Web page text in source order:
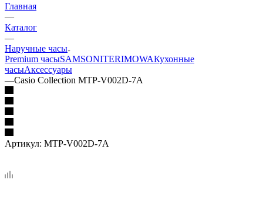
Главная
—
Каталог
—
Наручные часы
Premium часыSAMSONITERIMOWAКухонные
часыАксессуары
—Casio Collection MTP-V002D-7A
Артикул: MTP-V002D-7A